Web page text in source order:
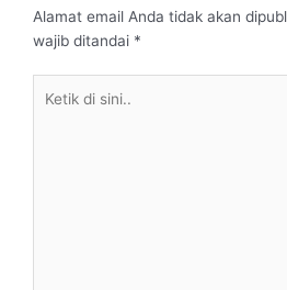
Alamat email Anda tidak akan
wajib ditandai *